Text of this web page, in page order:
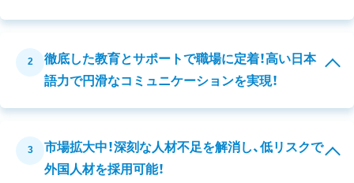
2
徹底した教育とサポートで職場に定着！高い日本
語力で円滑なコミュニケーションを実現！
3
市場拡大中！深刻な人材不足を解消し、低リスクで
外国人材を採用可能！